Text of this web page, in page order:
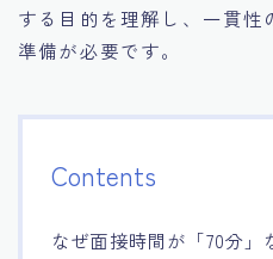
17.面接でブランクを効果
する目的を理解し、一貫性
準備が必要です。
Contents
なぜ面接時間が「70分」